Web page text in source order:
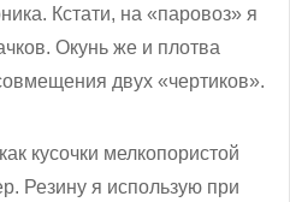
Кстати, на «паровоз» я
Окунь же и плотва
двух «чертиков».
кусочки мелкопористой
Резину я использую при